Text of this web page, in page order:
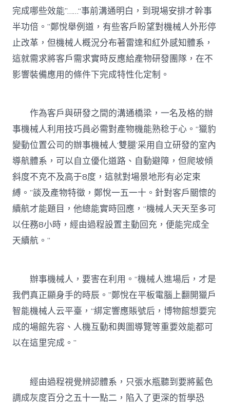
完成哪些效能”……“事前溝通明白，到現場安排才幹事
半功倍。”鄭悅舉例道，有些客戶盼望對機械人外形停
止改革，但機械人概況分布著雷達和紅外感知體系，
這就需求將客戶需求實時反應給產物研發團隊，在不
影響裝備應用的條件下完成特性化定制。
作為客戶與研發之間的溝通橋梁，一名及格的辦
事機械人利用技巧員必需對產物機能熟稔于心。“獵豹
變動位置公司的辦事機械人‘雙腿’采用自立研發的室內
導航體系，可以自立優化道路、自動避障，但爬坡傾
斜度不克不及高于8度，這就對場景地形有必定束
縛。”談及產物特徵，鄭悅一五一十。針對客戶關懷的
續航才能題目，他總能實時回應，“機械人天天至多可
以任務8小時，經由過程設置主動回充，便能完成全
天續航。”
辦事機械人，要害在利用。“機械人進場后，才是
我們真正顯身手的時辰。”鄭悅在平板電腦上翻開獵戶
智能機械人云平臺，“綁定響應賬號后，博物館想要完
成的場館先容、人機互動和輿圖導覽等重要效能都可
以在這里完成。”
經由過程視覺辨認體系，只張水瓶聽到要將藍色
調成灰度百分之五十一點二，陷入了更深的哲學恐